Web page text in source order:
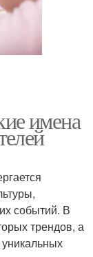
имена
событий. В
трендов, а